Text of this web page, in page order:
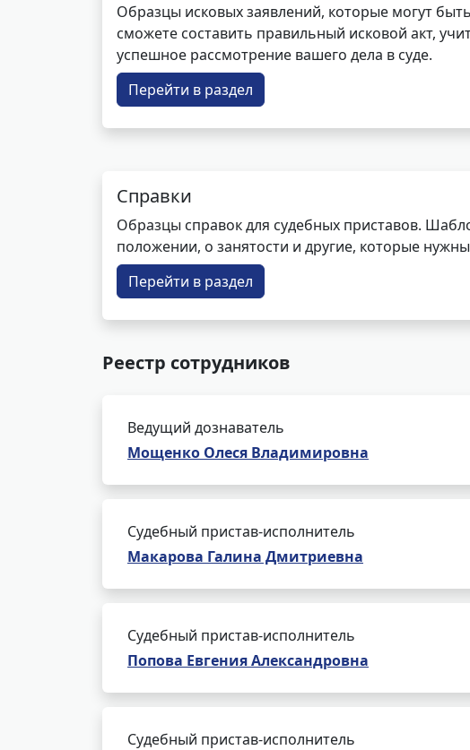
Образцы исковых заявлений, которые могут
сможете составить правильный исковой акт,
успешное рассмотрение вашего дела в суде.
Перейти в раздел
Справки
Образцы справок для судебных приставов.
положении, о занятости и другие, которые
Перейти в раздел
Реестр сотрудников
Ведущий дознаватель
Мощенко Олеся Владимировна
Судебный пристав-исполнитель
Макарова Галина Дмитриевна
Судебный пристав-исполнитель
Попова Евгения Александровна
Судебный пристав-исполнитель